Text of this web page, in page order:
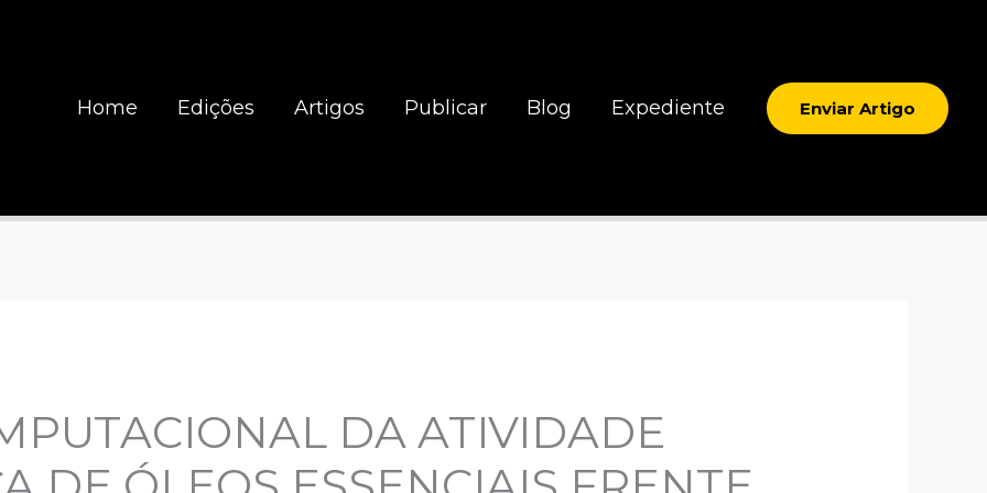
Home Edições Artigos Publicar Blog Expediente Enviar Artigo
DA ATIVIDADE